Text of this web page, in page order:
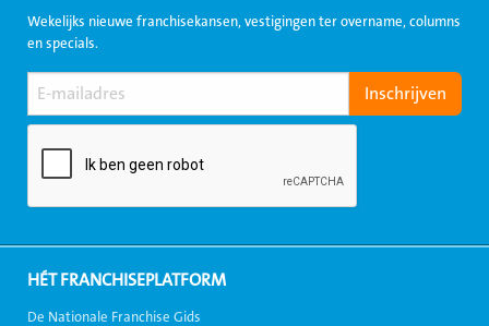
Wekelijks nieuwe franchisekansen, vestigingen ter overname, columns
en specials.
HÉT FRANCHISEPLATFORM
De Nationale Franchise Gids